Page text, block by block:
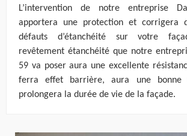
L’intervention de notre entreprise
apportera une protection et corrigera
défauts d’étanchéité sur votre
revêtement étanchéité que notre
59 va poser aura une excellente
ferra effet barrière, aura une bonne
prolongera la durée de vie de la façade.